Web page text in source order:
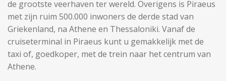
de grootste veerhaven ter wereld. Overigens is Piraeus
met zijn ruim 500.000 inwoners de derde stad van
Griekenland, na Athene en Thessaloniki. Vanaf de
cruiseterminal in Piraeus kunt u gemakkelijk met de
taxi of, goedkoper, met de trein naar het centrum van
Athene.